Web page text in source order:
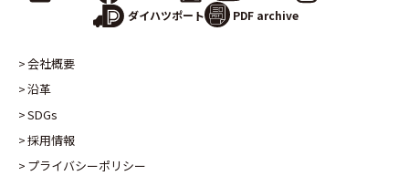
ダイハツポート
PDF archive
会社概要
沿革
SDGs
採用情報
プライバシーポリシー